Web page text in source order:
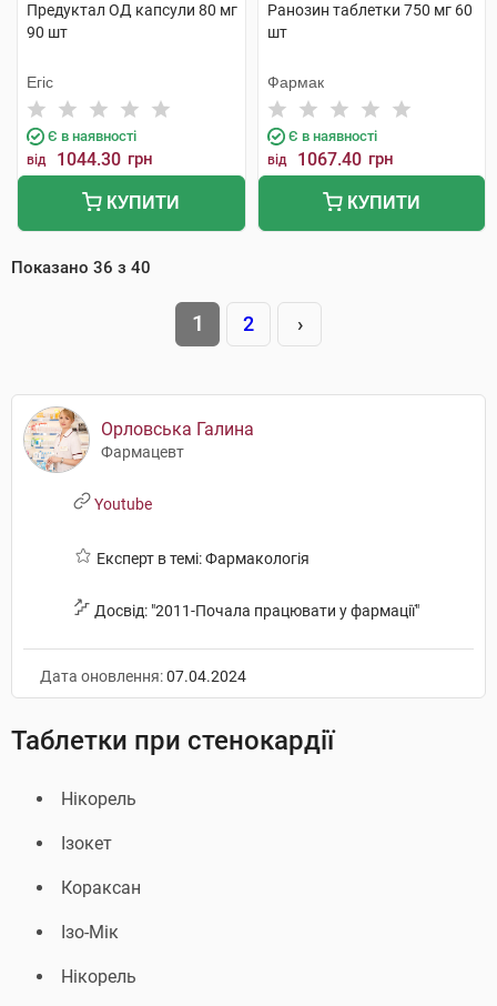
Предуктал ОД капсули 80 мг
90 шт
Егіс
Є в наявності
від 1044.30 грн
КУПИТИ
Ранозин таблетки 750 мг 60
шт
Фармак
Є в наявності
від 1067.40 грн
КУПИТИ
Показано 36 з 40
1 2 ›
Орловська Галина
Фармацевт
Youtube
Експерт в темі: Фармакологія
Досвід: "2011-Почала працювати у фармації"
Дата оновлення:07.04.2024
Таблетки при стенокардії
Нікорель
Ізокет
Кораксан
Ізо-Мік
Нікорель